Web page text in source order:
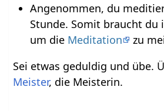
Angenommen, du
Stunde. Somit braucht du
um die Meditation
zu
Sei etwas geduldig und übe.
Meister, die Meisterin.